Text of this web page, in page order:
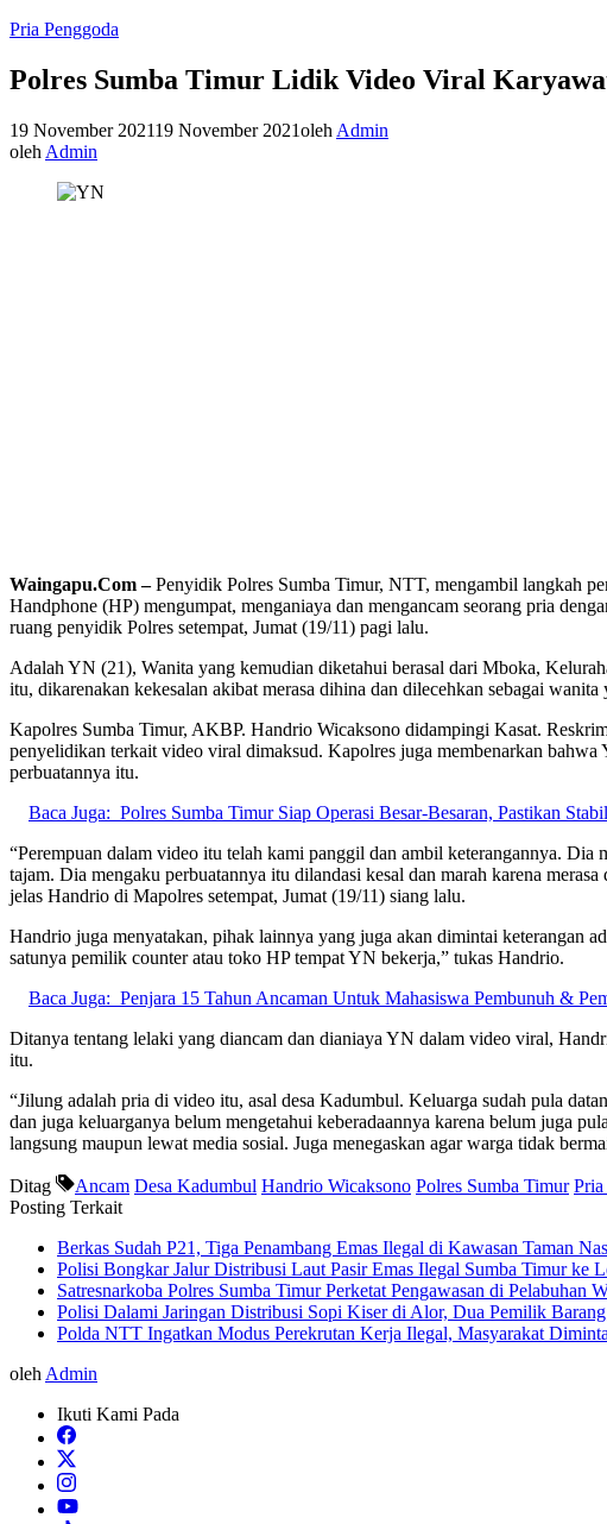
Pria Penggoda
Polres Sumba Timur Lidik Video Viral
19 November 202119 November 2021oleh Admin
oleh Admin
Waingapu.Com –Penyidik Polres Sumba Timur, NTT, mengambil langkah
Handphone (HP) mengumpat, menganiaya dan mengancam seorang pria
ruang penyidik Polres setempat, Jumat (19/11) pagi lalu.
Adalah YN (21), Wanita yang kemudian diketahui berasal dari Mboka,
itu, dikarenakan kekesalan akibat merasa dihina dan dilecehkan sebagai
Kapolres Sumba Timur, AKBP. Handrio Wicaksono didampingi Kasat.
penyelidikan terkait video viral dimaksud. Kapolres juga membenarkan
perbuatannya itu.
Baca Juga: Polres Sumba Timur Siap Operasi Besar-Besaran, Pastikan
“Perempuan dalam video itu telah kami panggil dan ambil keterangannya. Dia
tajam. Dia mengaku perbuatannya itu dilandasi kesal dan marah karena
jelas Handrio di Mapolres setempat, Jumat (19/11) siang lalu.
Handrio juga menyatakan, pihak lainnya yang juga akan dimintai keterangan
satunya pemilik counter atau toko HP tempat YN bekerja,” tukas Handrio.
Baca Juga: Penjara 15 Tahun Ancaman Untuk Mahasiswa Pembunuh &
Ditanya tentang lelaki yang diancam dan dianiaya YN dalam video viral,
itu.
“Jilung adalah pria di video itu, asal desa Kadumbul. Keluarga sudah pula
dan juga keluarganya belum mengetahui keberadaannya karena belum juga
langsung maupun lewat media sosial. Juga menegaskan agar warga tidak
Ditag Ancam Desa Kadumbul Handrio Wicaksono Polres Sumba Timur Pria
Posting Terkait
Berkas Sudah P21, Tiga Penambang Emas Ilegal di Kawasan Taman
Polisi Bongkar Jalur Distribusi Laut Pasir Emas Ilegal Sumba Timur ke
Satresnarkoba Polres Sumba Timur Perketat Pengawasan di
Polisi Dalami Jaringan Distribusi Sopi Kiser di Alor, Dua Pemilik
Polda NTT Ingatkan Modus Perekrutan Kerja Ilegal, Masyarakat
oleh Admin
Ikuti Kami Pada